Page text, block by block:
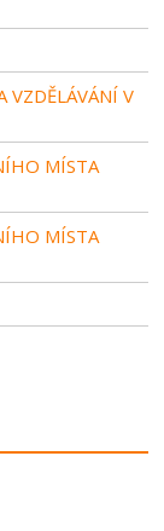
VZDĚLÁVÁNÍ V
MÍSTA
MÍSTA